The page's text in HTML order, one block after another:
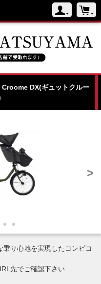
DX(ギュットクルー
>
り心地を実現したコンビコ
先でご確認下さい